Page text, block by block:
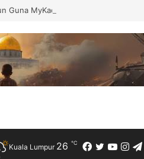
Guna MyKad Diwajibkan Untuk Media
Twitter
Facebook
Kuala Lumpur 26 ℃